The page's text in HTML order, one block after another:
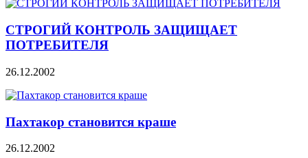
СТРОГИЙ КОНТРОЛЬ ЗАЩИЩАЕТ
ПОТРЕБИТЕЛЯ
26.12.2002
Пахтакор становится краше
26.12.2002